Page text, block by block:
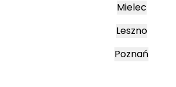
Mielec
Leszno
Poznań